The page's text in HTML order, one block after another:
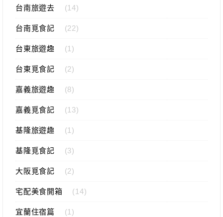
台南旅遊去 (14)
台南覓食記 (22)
台東旅遊趣 (1)
台東覓食記 (2)
嘉義旅遊趣 (8)
嘉義覓食記 (13)
基隆旅遊趣 (1)
基隆覓食記 (3)
大阪覓食記 (2)
宅配美食開箱 (14)
宜蘭住宿篇 (1)